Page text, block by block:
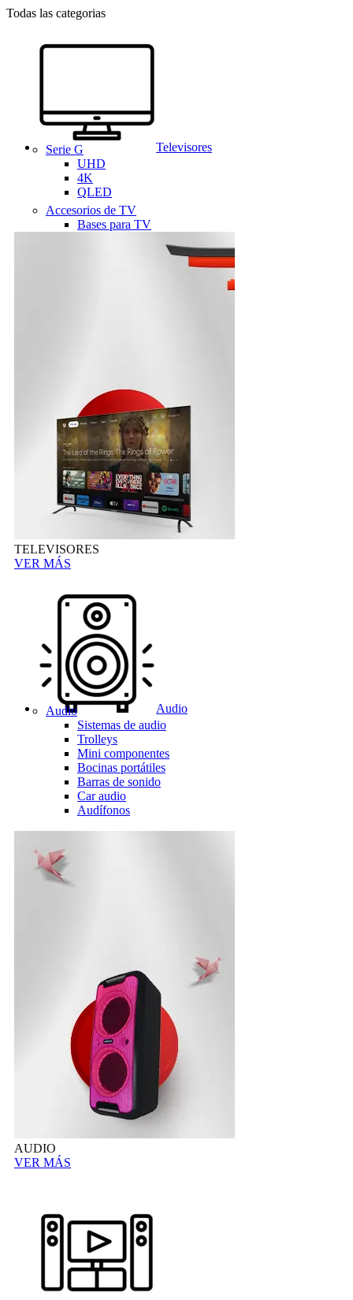
Todas las categorias
Televisores
Serie G
UHD
4K
QLED
Accesorios de TV
Bases para TV
TELEVISORES
VER MÁS
Audio
Audio
Sistemas de audio
Trolleys
Mini componentes
Bocinas portátiles
Barras de sonido
Car audio
Audífonos
AUDIO
VER MÁS